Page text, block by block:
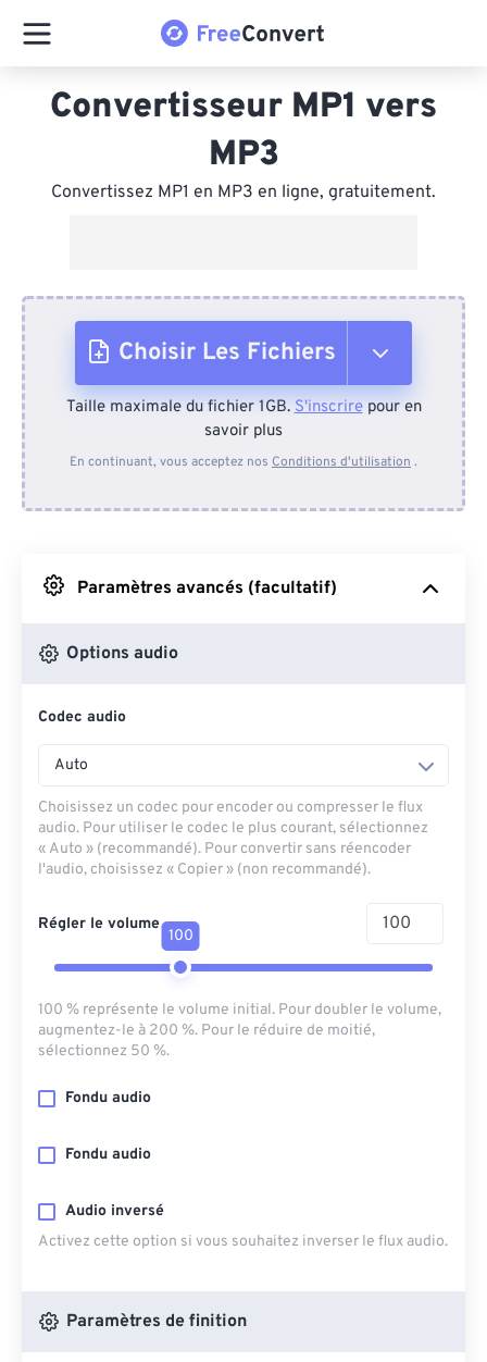
Convertisseur MP1 vers
MP3
Convertissez MP1 en MP3 en ligne, gratuitement.
Choisir Les Fichiers
Depuis l'appareil
Depuis Google Drive
Depuis OneDrive
Taille maximale du fichier 1GB.S'inscrirepour en
savoir plus
En continuant, vous acceptez nos Conditions d'utilisation .
Paramètres avancés (facultatif)
Options audio
Codec audio
Auto
Choisissez un codec pour encoder ou compresser le flux
audio. Pour utiliser le codec le plus courant, sélectionnez
« Auto » (recommandé). Pour convertir sans réencoder
l'audio, choisissez « Copier » (non recommandé).
Régler le volume
100
100 % représente le volume initial. Pour doubler le volume,
augmentez-le à 200 %. Pour le réduire de moitié,
sélectionnez 50 %.
Fondu audio
Fondu audio
Audio inversé
Activez cette option si vous souhaitez inverser le flux audio.
Paramètres de finition